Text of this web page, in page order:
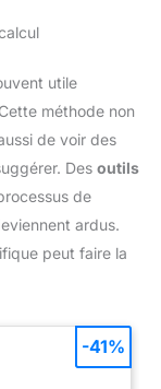
utile
méthode non
de voir des
Des outils
de
ardus.
peut faire la
-41%